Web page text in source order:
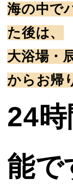
海の中で
た後は、
大浴場・
からお帰
24
能で